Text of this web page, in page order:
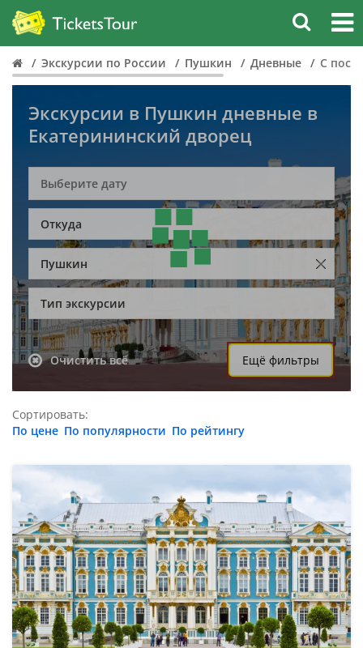
Экскурсии по России Пушкин Дневные С
Экскурсии в Пушкин дневные в
Екатерининский дворец
Откуда
Пушкин
Тип экскурсии
Очистить всё Ещё фильтры
Сортировать:
По цене По популярности По рейтингу